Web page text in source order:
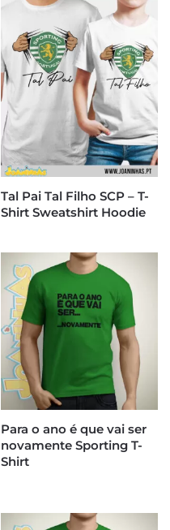
Tal Pai Tal Filho SCP – T-
Shirt Sweatshirt Hoodie
Para o ano é que vai ser
novamente Sporting T-
Shirt